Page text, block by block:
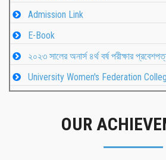
Admission Link
E-Book
২০২৩ সালের অনার্স ৪র্থ বর্ষ পরীক্ষার
University Women's Federation
OUR